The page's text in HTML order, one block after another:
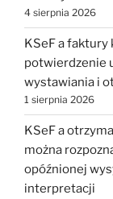
4 sierpnia 2026
KSeF a faktury
potwierdzenie
wystawiania i
1 sierpnia 2026
KSeF a
można
opóźnionej
interpretacji